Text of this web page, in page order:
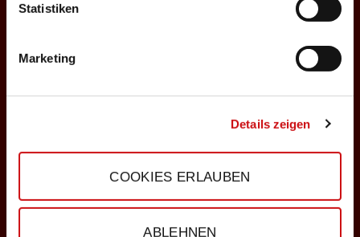
Statistiken
Marketing
Details zeigen
COOKIES ERLAUBEN
ABLEHNEN
25.10.2026
Einlass: 16:30
28.10.2026
Mittwoch, 19:30 Uhr